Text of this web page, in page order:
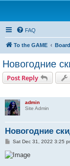
FAQ
To the GAME
Новогодние
Post Reply
admin
Site Admin
Новогодние
P
s
t
Sat Dec 31, 2022 3:25